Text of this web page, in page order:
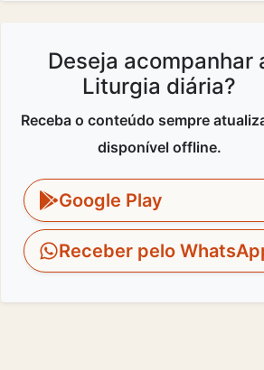
Deseja acompanhar
Liturgia diária?
Receba o conteúdo sempre
disponível offline.
Google Play
Receber pelo